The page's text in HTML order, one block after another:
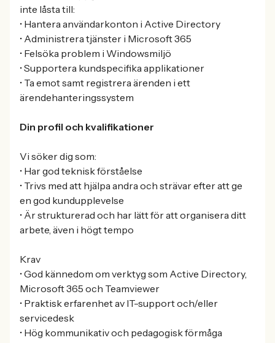
inte låsta till:
• Hantera användarkonton i Active Directory
• Administrera tjänster i Microsoft 365
• Felsöka problem i Windowsmiljö
• Supportera kundspecifika applikationer
• Ta emot samt registrera ärenden i ett
ärendehanteringssystem
Din profil och kvalifikationer
Vi söker dig som:
• Har god teknisk förståelse
• Trivs med att hjälpa andra och strävar efter att ge
en god kundupplevelse
• Är strukturerad och har lätt för att organisera ditt
arbete, även i högt tempo
Krav
• God kännedom om verktyg som Active Directory,
Microsoft 365 och Teamviewer
• Praktisk erfarenhet av IT-support och/eller
servicedesk
• Hög kommunikativ och pedagogisk förmåga